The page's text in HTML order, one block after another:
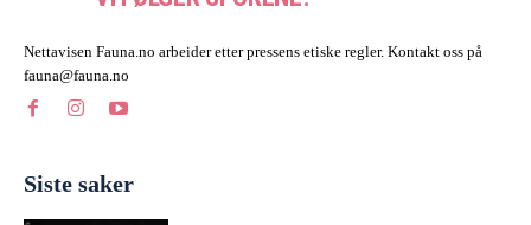
Nettavisen Fauna.no arbeider etter pressens etiske regler. Kontakt oss på
fauna@fauna.no
Siste saker